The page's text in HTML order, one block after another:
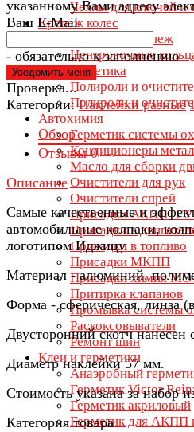
Чехлы для ключей и
Крепеж колес
Колесный крепеж
Центровочные
Автокосметика
Полироли и
Полироли и
Автохимия
Герметик системы
Кондиционеры
Масло для сборки
Очистители для рук
Очистители спрей
Присадки
Присадки в
Присадки в топливо
Присадки МКПП
Присадки химия
Притирка клапанов
Промывка системы
Раскоксовыватели
Ремонт шин
Клеи и герметики
Анаэробный
Герметик Victor
Герметик акриловый
Герметик для
указанному Вами адресу
Ваш E-Mail
- обязательно к заполнению
Проверка...
Категории:Наклейки разные
Обзор
Отзывы0
Описание
Самые качественные и
автомобильные колпаки,
логотипом Иджицу.
Материал - алюминий,
Форма - сферическая, линза
Двусторонний скотч нанесен
Диаметр наклейки 57 мм.
Стоимость указана за набор
Категория товара